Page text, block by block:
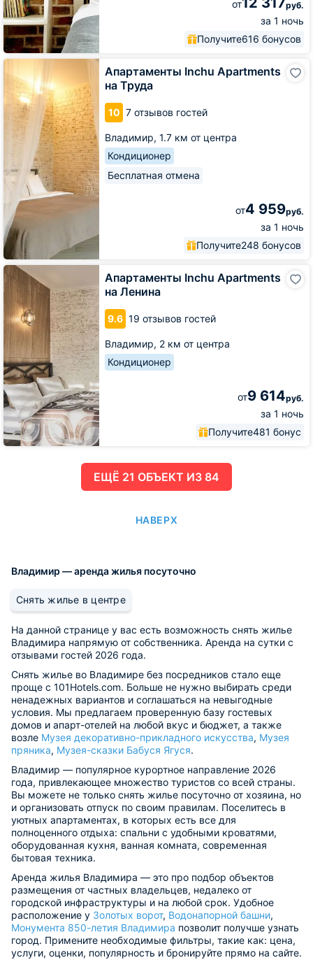
от руб.
за 1 ночь
Получите616 бонусов
Апартаменты Inchu Apartments
на Труда
10 7 отзывов гостей
Владимир, 1.7 км от центра
Кондиционер
Бесплатная отмена
от4 959руб.
за 1 ночь
Получите248 бонусов
Апартаменты
Inchu
Apartments
Труда
Апартаменты Inchu Apartments
на Ленина
9.6 19 отзывов гостей
Владимир, 2 км от центра
Кондиционер
от9 614руб.
за 1 ночь
Получите481 бонус
Апартаменты
Inchu
Apartments
Ленина
ЕЩË 21 ОБЪЕКТ ИЗ 84
НАВЕРХ
Владимир — аренда жилья посуточно
Снять жилье в центре
На данной странице у вас есть возможность снять жилье
Владимира напрямую от собственника. Аренда на сутки с
отзывами гостей 2026 года.
Снять жилье во Владимире без посредников стало еще
проще с 101Hotels.com. Больше не нужно выбирать среди
ненадежных вариантов и соглашаться на невыгодные
условия. Мы предлагаем проверенную базу гостевых
домов и апарт-отелей на любой вкус и бюджет, а также
возле Музея декоративно-прикладного искусства, Музея
пряника, Музея-сказки Бабуся Ягуся.
Владимир — популярное курортное направление 2026
года, привлекающее множество туристов со всей страны.
Вы можете не только снять жилье посуточно от хозяина, но
и организовать отпуск по своим правилам. Поселитесь в
уютных апартаментах, в которых есть все для
полноценного отдыха: спальни с удобными кроватями,
оборудованная кухня, ванная комната, современная
бытовая техника.
Аренда жилья Владимира — это про подбор объектов
размещения от частных владельцев, недалеко от
городской инфраструктуры и на любой срок. Удобное
расположение у Золотых ворот, Водонапорной башни,
Монумента 850-летия Владимира позволит получше узнать
город. Примените необходимые фильтры, такие как: цена,
услуги, оценки, популярность и бронируйте прямо на сайте.